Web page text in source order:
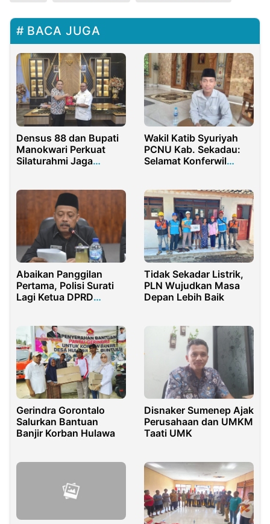
BACA JUGA
Densus 88 dan Bupati
Manokwari Perkuat
Silaturahmi Jaga
Wakil Katib Syuriyah
PCNU Kab. Sekadau:
Selamat Konferwil
Abaikan Panggilan
Pertama, Polisi Surati
Lagi Ketua DPRD
Tidak Sekadar Listrik,
PLN Wujudkan Masa
Depan Lebih Baik
Gerindra Gorontalo
Salurkan Bantuan
Banjir Korban Hulawa
Disnaker Sumenep Ajak
Perusahaan dan UMKM
Taati UMK